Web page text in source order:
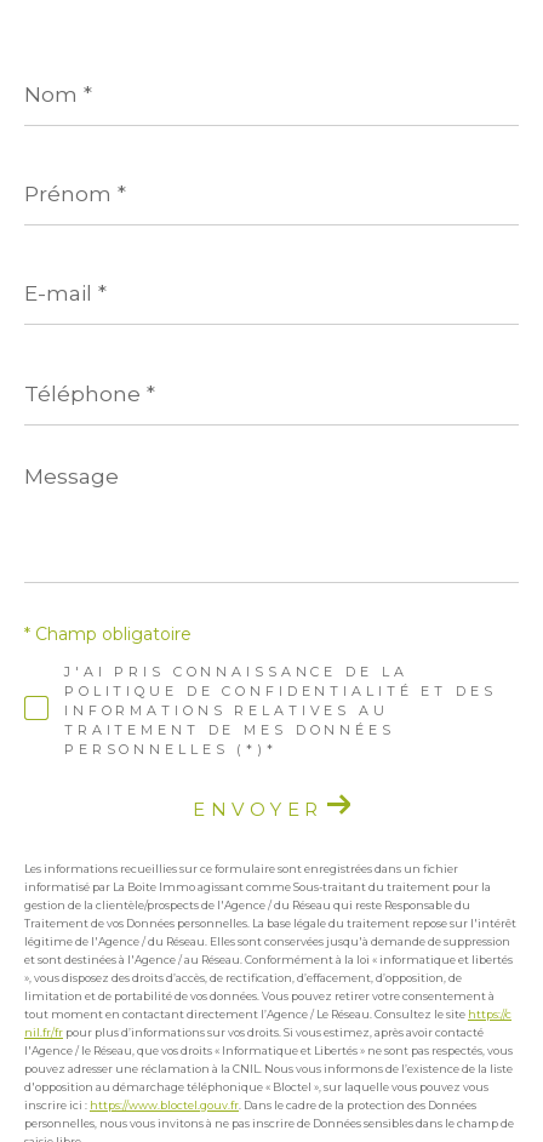
*
*
mail
*
*
Message
*
J'AI PRIS CONNAISSANCE DE LA
POLITIQUE DE CONFIDENTIALITÉ ET DES
INFORMATIONS RELATIVES AU
TRAITEMENT DE MES DONNÉES
PERSONNELLES (*)*
* Champ obligatoire
ENVOYER
Les informations recueillies sur ce formulaire sont enregistrées dans un fichier
informatisé par La Boite Immo agissant comme Sous-traitant du traitement pour la
gestion de la clientèle/prospects de l'Agence / du Réseau qui reste Responsable du
Traitement de vos Données personnelles. La base légale du traitement repose sur l'intérêt
légitime de l'Agence / du Réseau. Elles sont conservées jusqu'à demande de suppression
et sont destinées à l'Agence / au Réseau. Conformément à la loi « informatique et libertés
», vous disposez des droits d’accès, de rectification, d’effacement, d’opposition, de
limitation et de portabilité de vos données. Vous pouvez retirer votre consentement à
tout moment en contactant directement l’Agence / Le Réseau. Consultez le site https://c
nil.fr/fr pour plus d’informations sur vos droits. Si vous estimez, après avoir contacté
l'Agence / le Réseau, que vos droits « Informatique et Libertés » ne sont pas respectés, vous
pouvez adresser une réclamation à la CNIL. Nous vous informons de l’existence de la liste
d'opposition au démarchage téléphonique « Bloctel », sur laquelle vous pouvez vous
inscrire ici : https://www.bloctel.gouv.fr . Dans le cadre de la protection des Données
personnelles, nous vous invitons à ne pas inscrire de Données sensibles dans le champ de